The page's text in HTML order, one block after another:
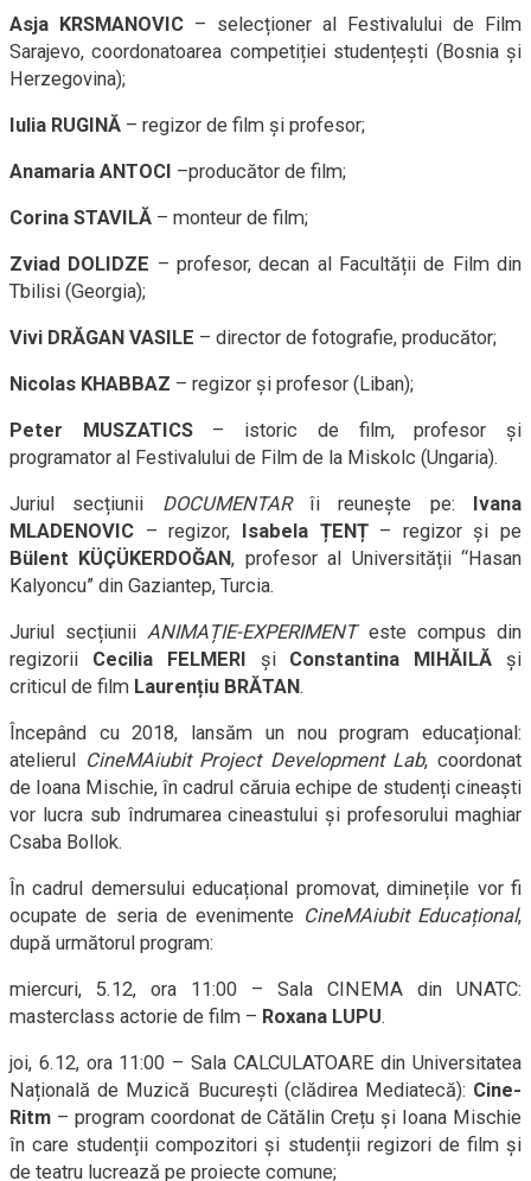
Asja KRSMANOVIC – selecționer al Festivalului de Film
Sarajevo, coordonatoarea competiției studențești (Bosnia și
Herzegovina);
Iulia RUGINĂ – regizor de film și profesor;
Anamaria ANTOCI –producător de film;
Corina STAVILĂ – monteur de film;
Zviad DOLIDZE – profesor, decan al Facultății de Film din
Tbilisi (Georgia);
Vivi DRĂGAN VASILE – director de fotografie, producător;
Nicolas KHABBAZ – regizor și profesor (Liban);
Peter MUSZATICS– istoric de film, profesor și
programator al Festivalului de Film de la Miskolc (Ungaria).
Juriul secțiunii DOCUMENTARîi reunește pe:
Ivana
MLADENOVIC – regizor, Isabela ȚENȚ– regizor și pe
Bülent KÜÇÜKERDOĞAN, profesor al Universității “Hasan
Kalyoncu” din Gaziantep, Turcia.
Juriul secțiuniiANIMAȚIE-EXPERIMENTeste compus din
regizorii Cecilia FELMERI și Constantina MIHĂILĂ și
criticul de film Laurențiu BRĂTAN.
Începând cu 2018, lansăm un nou program educațional:
atelierul
CineMAiubit Project Development Lab, coordonat
de Ioana Mischie, în cadrul căruia echipe de studenți cineaști
vor lucra sub îndrumarea cineastului și profesorului maghiar
Csaba Bollok.
În cadrul demersului educațional promovat, diminețile vor fi
ocupate de seria de evenimente CineMAiubit Educațional,
după următorul program:
miercuri, 5.12, ora 11:00 – Sala CINEMA din UNATC:
masterclass actorie de film – Roxana LUPU.
joi, 6.12, ora 11:00 – Sala CALCULATOARE din Universitatea
Națională de Muzică București (clădirea Mediatecă): Cine-
Ritm – program coordonat de Cătălin Crețu și Ioana Mischie
în care studenții compozitori și studenții regizori de film și
de teatru lucrează pe proiecte comune;